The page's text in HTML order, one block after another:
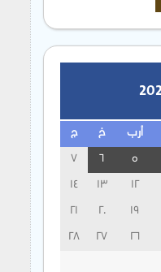
أرب خ ج
5
6
7
12
13
14
19
20
21
26
27
28